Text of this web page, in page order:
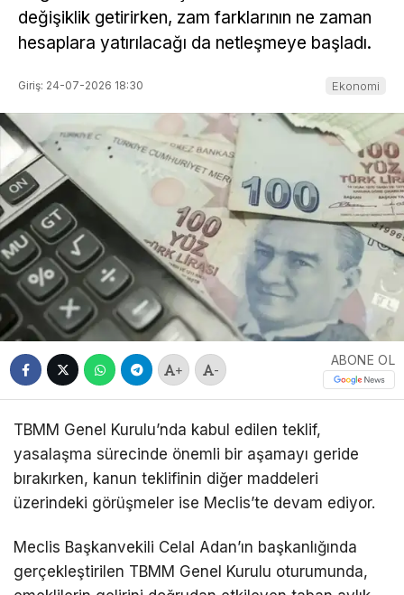
değişiklik getirirken, zam farklarının ne zaman
hesaplara yatırılacağı da netleşmeye başladı.
Giriş: 24-07-2026 18:30 Ekonomi
+ -
ABONE OL
TBMM Genel Kurulu’nda kabul edilen teklif,
yasalaşma sürecinde önemli bir aşamayı geride
bırakırken, kanun teklifinin diğer maddeleri
üzerindeki görüşmeler ise Meclis’te devam ediyor.
Meclis Başkanvekili Celal Adan’ın başkanlığında
gerçekleştirilen TBMM Genel Kurulu oturumunda,